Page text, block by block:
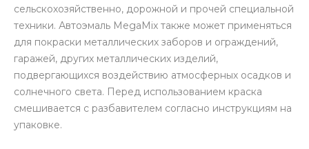
сельскохозяйственно, дорожной и прочей специальной
техники. Автоэмаль MegaMix также может применяться
для покраски металлических заборов и ограждений,
гаражей, других металлических изделий,
подвергающихся воздействию атмосферных осадков и
солнечного света. Перед использованием краска
смешивается с разбавителем согласно инструкциям на
упаковке.